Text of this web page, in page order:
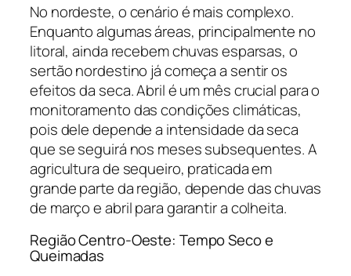
No nordeste, o cenário é mais complexo.
Enquanto algumas áreas, principalmente no
litoral, ainda recebem chuvas esparsas, o
sertão nordestino já começa a sentir os
efeitos da seca. Abril é um mês crucial para o
monitoramento das condições climáticas,
pois dele depende a intensidade da seca
que se seguirá nos meses subsequentes. A
agricultura de sequeiro, praticada em
grande parte da região, depende das chuvas
de março e abril para garantir a colheita.
Região Centro-Oeste: Tempo Seco e
Queimadas